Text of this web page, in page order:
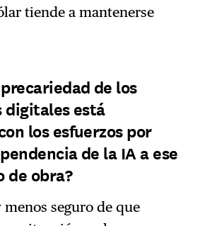
tiende a mantenerse
de los
está
los esfuerzos por
de la IA a ese
de obra?
menos seguro de que